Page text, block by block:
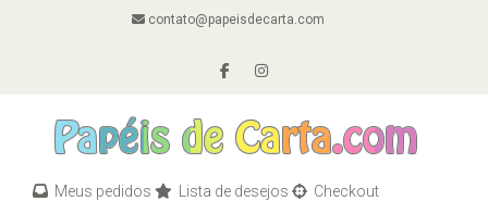
contato@papeisdecarta.com
Meus pedidos Lista de desejos
Checkout